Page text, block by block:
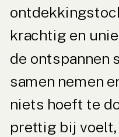
krachtig en
de ontspannen
samen nemen
niets hoeft te
prettig bij